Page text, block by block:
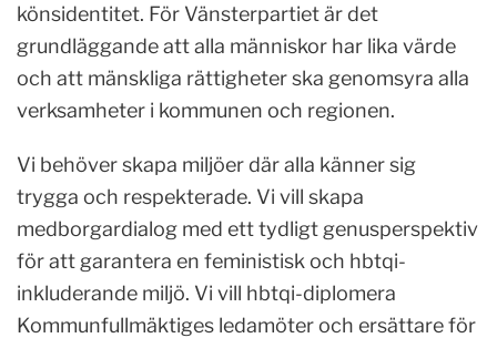
könsidentitet. För Vänsterpartiet är det
grundläggande att alla människor har lika värde
och att mänskliga rättigheter ska genomsyra alla
verksamheter i kommunen och regionen.
Vi behöver skapa miljöer där alla känner sig
trygga och respekterade. Vi vill skapa
medborgardialog med ett tydligt genusperspektiv
för att garantera en feministisk och hbtqi-
inkluderande miljö. Vi vill hbtqi-diplomera
Kommunfullmäktiges ledamöter och ersättare för